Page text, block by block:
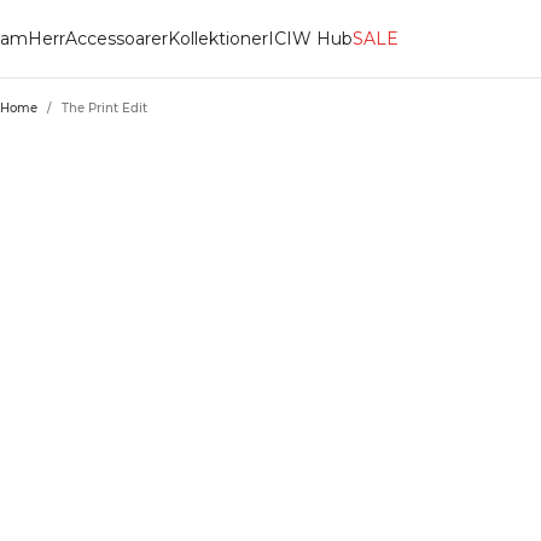
HerrAccessoarerKollektionerICIW HubSALE
Home / The Print Edit